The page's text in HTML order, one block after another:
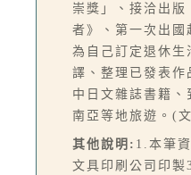
崇獎」、接洽出版
者》、第一次出國
為自己訂定退休生
譯、整理已發表作
中日文雜誌書籍、
南亞等地旅遊。(
其他說明: 1.本筆
文具印刷公司印製